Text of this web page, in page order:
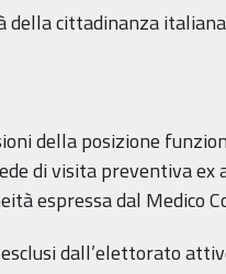
della cittadinanza
della posizione
di visita preventiva ex
espressa dal Medico
dall’elettorato